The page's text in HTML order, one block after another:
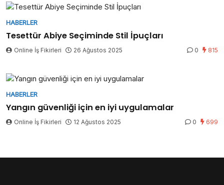
HABERLER
Tesettür Abiye Seçiminde Stil İpuçları
Online İş Fikirleri 26 Ağustos 2025 0 815
HABERLER
Yangın güvenliği için en iyi uygulamalar
Online İş Fikirleri 12 Ağustos 2025 0 699